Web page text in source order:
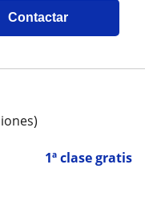
Contactar
1ª clase gratis